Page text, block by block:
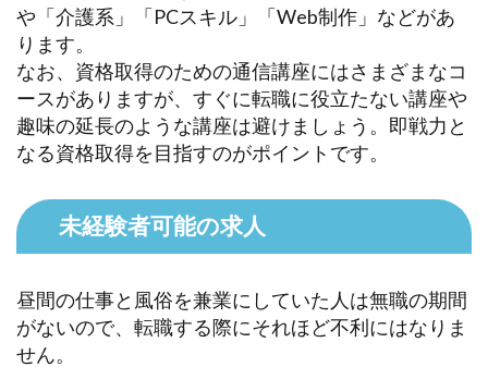
や「介護系」「PCスキル」「Web制作」などがあ
ります。
なお、資格取得のための通信講座にはさまざまなコ
ースがありますが、すぐに転職に役立たない講座や
趣味の延長のような講座は避けましょう。即戦力と
なる資格取得を目指すのがポイントです。
未経験者可能の求人
昼間の仕事と風俗を兼業にしていた人は無職の期間
がないので、転職する際にそれほど不利にはなりま
せん。